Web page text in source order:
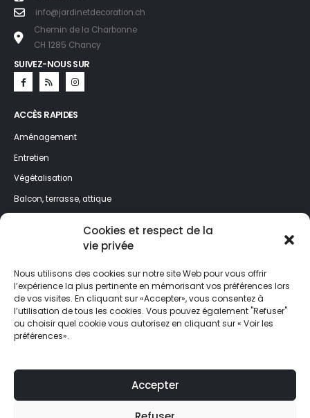
Cookies et respect de la
vie privée
Nous utilisons des cookies sur notre site Web pour vous offrir
l’expérience la plus pertinente en mémorisant vos préférences lors
de vos visites. En cliquant sur «Accepter», vous consentez à
l’utilisation de tous les cookies. Vous pouvez également "Refuser"
ou choisir quel cookie vous autorisez en cliquant sur « Voir les
préférences».
Accepter
info@jardinetdecoration.ch
Chemin de la Charbonne
CH 1285 Chancy
SUIVEZ-NOUS SUR
ACCÈS RAPIDES
Aménagement
Entretien
Végétalisation
Balcon, terrasse, attique
Profitez de nos meilleurs conseils toute l’année ! Inscrivez-vous à la
newsletter et ne ratez rien de l'actualité de Jardin&Décoration.
Jardin&Décoration intervient sur les communes du